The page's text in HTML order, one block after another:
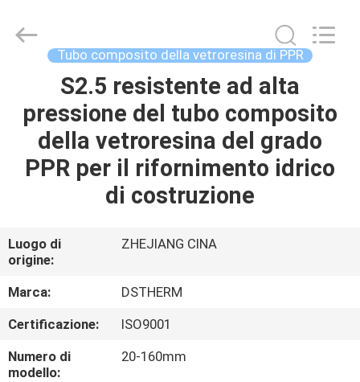
PRODOTTI
NOI
VISITA
ALLA
FABBRICA
DSTHERM
INDUSTRIAL
Tubo composito della vetroresina di PPR
S2.5 resistente ad alta
pressione del tubo composito
della vetroresina del grado
PPR per il rifornimento idrico
di costruzione
Luogo di
origine:
ZHEJIANG CINA
Marca:
DSTHERM
Certificazione:
ISO9001
Numero di
modello:
20-160mm